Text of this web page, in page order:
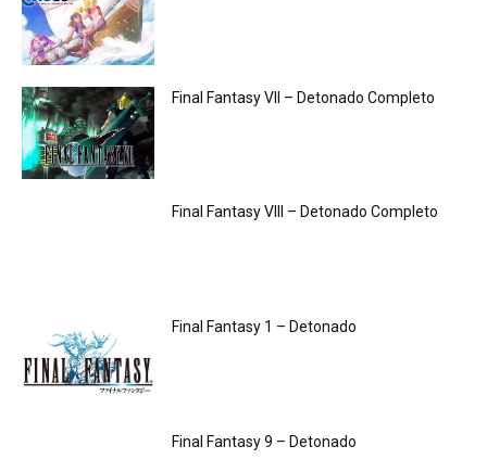
Final Fantasy VII – Detonado Completo
Final Fantasy VIII – Detonado Completo
Final Fantasy 1 – Detonado
Final Fantasy 9 – Detonado